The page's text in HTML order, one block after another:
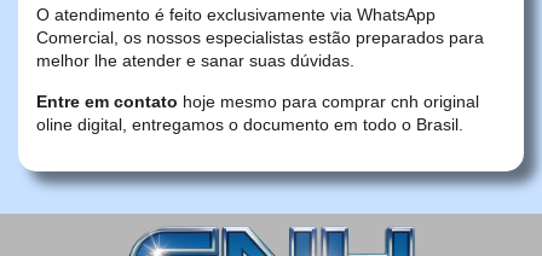
O atendimento é feito exclusivamente via WhatsApp
Comercial, os nossos especialistas estão preparados para
melhor lhe atender e sanar suas dúvidas.
Entre em contato hoje mesmo para comprar cnh original
oline digital, entregamos o documento em todo o Brasil.